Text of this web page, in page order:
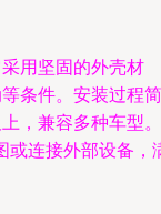
用坚固的外壳材
条件。安装过程简
，兼容多种车型。
或连接外部设备，